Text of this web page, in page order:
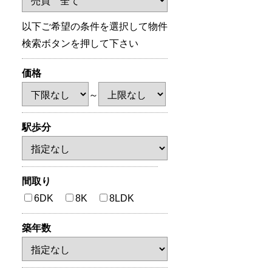
以下ご希望の条件を選択して物件
検索ボタンを押して下さい
価格
～
駅歩分
間取り
6DK
8K 8LDK
築年数